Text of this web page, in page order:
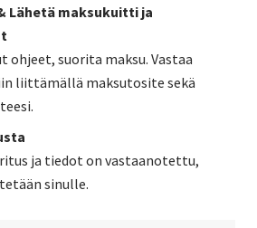
Lähetä maksukuitti ja
ohjeet, suorita maksu. Vastaa
liittämällä maksutosite sekä
ja tiedot on vastaanotettu,
sinulle.